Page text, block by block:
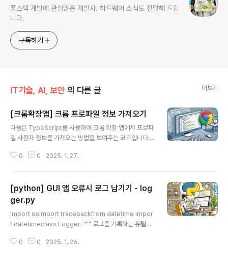
풀스택 개발에 관심많은 개발자. 하드웨어 소식도 전달해 드립
니다.
구독하기
IT기술, AI, 보안 의 다른 글 더보기
[크롬확장앱] 크롬 프로파일 정보 가져오기
다음은 TypeScript를 사용하여 크롬 확장 앱에서 프로파
일 사용자 정보를 가져오는 방법을 보여주는 코드입니다.
(권한 설정이 이미 완료되었다고 가정)manifest.json 파
s// background.tsfunction getUserProfile(): void
{ chrome.identity.getProfileUserInfo((userInfo)
og('User Email:', userInfo.email..
0 0 2025. 1. 27.
[python] GUI 앱 오류시 로그 남기기 - log
ger.py
import osimport tracebackfrom datetime impor
t datetimeclass Logger: """ 로그를 기록하는 유틸리
메시지") 예) Logger.log("사용자가 로그인했습니다") 2.
0 0 2025. 1. 26.